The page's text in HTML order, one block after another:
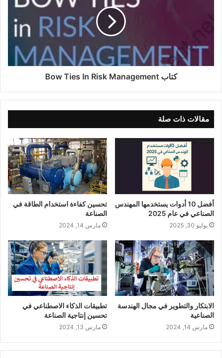
كتاب Bow Ties In Risk Management
مقالات ذات صلة
أفضل 10 أدوات يستخدمها المهندس
الصناعي في عام 2025
يوليو 30, 2025
تحسين كفاءة استخدام الطاقة في
الصناعة
مارس 14, 2024
الابتكار والتطوير في مجال الهندسة
الصناعية
مارس 14, 2024
تطبيقات الذكاء الاصطناعي في
تحسين إنتاجية الصناعة
مارس 13, 2024